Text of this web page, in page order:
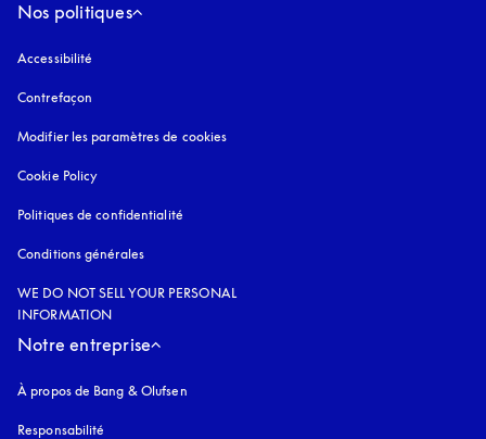
Nos politiques
Accessibilité
Contrefaçon
Modifier les paramètres de cookies
Cookie Policy
Politiques de confidentialité
Conditions générales
WE DO NOT SELL YOUR PERSONAL
INFORMATION
Notre entreprise
À propos de Bang & Olufsen
Responsabilité